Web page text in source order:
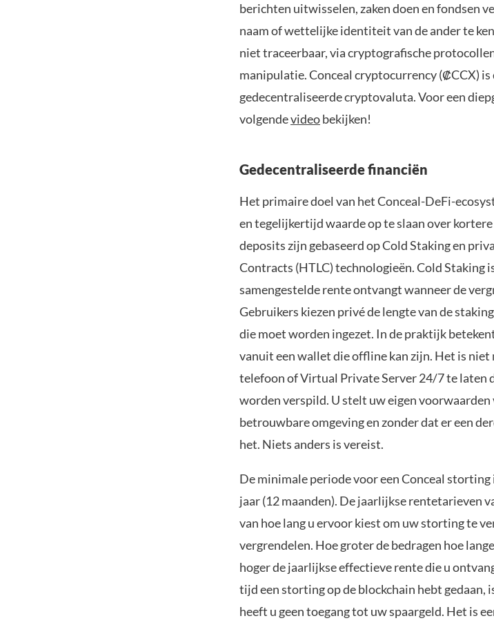
berichten uitwisselen, zaken doen en fondsen
naam of wettelijke identiteit van de ander te
niet traceerbaar, via cryptografische
manipulatie. Conceal cryptocurrency (₡CCX)
gedecentraliseerde cryptovaluta. Voor een
volgendevideobekijken!
Gedecentraliseerde financiën
Het primaire doel van het Conceal-DeFi-
en tegelijkertijd waarde op te slaan over
deposits zijn gebaseerd op Cold Staking en
Contracts (HTLC) technologieën. Cold Staking
samengestelde rente ontvangt wanneer de
Gebruikers kiezen privé de lengte van de
die moet worden ingezet. In de praktijk
vanuit een wallet die offline kan zijn. Het is
telefoon of Virtual Private Server 24/7 te laten
worden verspild. U stelt uw eigen
betrouwbare omgeving en zonder dat er een
het. Niets anders is vereist.
De minimale periode voor een Conceal storting
jaar (12 maanden). De jaarlijkse rentetarieven
van hoe lang u ervoor kiest om uw storting te
vergrendelen. Hoe groter de bedragen hoe
hoger de jaarlijkse effectieve rente die u
tijd een storting op de blockchain hebt gedaan,
heeft u geen toegang tot uw spaargeld. Het is